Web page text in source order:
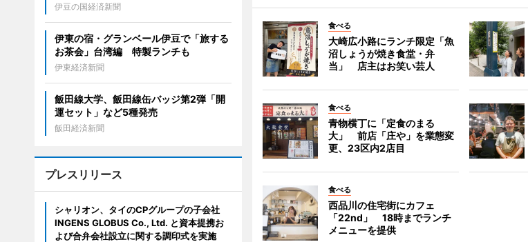
食べる
大崎広小路にランチ限定「魚
沼しょうが焼き食堂・弁
当」 店主はお笑い芸人
食べる
青物横丁に「定食のまる
大」 前店「庄や」を業態変
更、23区内2店目
食べる
西品川の住宅街にカフェ
「22nd」 18時までランチ
メニューを提供
伊豆の国経済新聞
伊東の宿・グランベール伊豆で「旅する
お茶会」台湾編 特製ランチも
伊東経済新聞
飯田線大学、飯田線缶バッジ第2弾「開
運セット」など5種発売
飯田経済新聞
プレスリリース
シャリオン、タイのCPグループの子会社
INGENS GLOBUS Co., Ltd. と資本提携お
よび合弁会社設立に関する調印式を実施